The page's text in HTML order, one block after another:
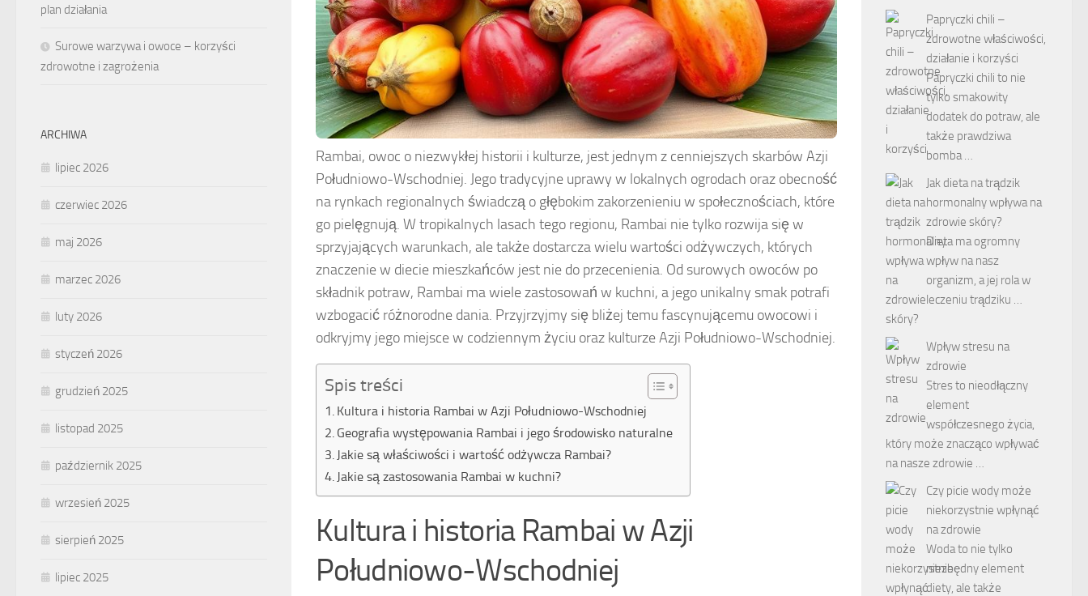
Rambai, owoc o niezwykłej historii i kulturze, jest jednym z cenniejszych skarbów Azji
Południowo-Wschodniej. Jego tradycyjne uprawy w lokalnych ogrodach oraz obecność
na rynkach regionalnych świadczą o głębokim zakorzenieniu w społecznościach, które
go pielęgnują. W tropikalnych lasach tego regionu, Rambai nie tylko rozwija się w
sprzyjających warunkach, ale także dostarcza wielu wartości odżywczych, których
znaczenie w diecie mieszkańców jest nie do przecenienia. Od surowych owoców po
składnik potraw, Rambai ma wiele zastosowań w kuchni, a jego unikalny smak potrafi
wzbogacić różnorodne dania. Przyjrzyjmy się bliżej temu fascynującemu owocowi i
odkryjmy jego miejsce w codziennym życiu oraz kulturze Azji Południowo-Wschodniej.
Spis treści
Kultura i historia Rambai w Azji Południowo-Wschodniej
Geografia występowania Rambai i jego środowisko naturalne
Jakie są właściwości i wartość odżywcza Rambai?
Jakie są zastosowania Rambai w kuchni?
Kultura i historia Rambai w Azji
Południowo-Wschodniej
plan działania
Surowe warzywa i owoce – korzyści
zdrowotne i zagrożenia
ARCHIWA
lipiec 2026
czerwiec 2026
maj 2026
marzec 2026
luty 2026
styczeń 2026
grudzień 2025
listopad 2025
październik 2025
wrzesień 2025
sierpień 2025
lipiec 2025
Papryczki chili –
zdrowotne właściwości,
działanie i korzyści
Papryczki chili to nie
tylko smakowity
dodatek do potraw, ale
także prawdziwa
bomba …
Jak dieta na trądzik
hormonalny wpływa na
zdrowie skóry?
Dieta ma ogromny
wpływ na nasz
organizm, a jej rola w
leczeniu trądziku …
Wpływ stresu na
zdrowie
Stres to nieodłączny
element
współczesnego życia,
który może znacząco wpływać
na nasze zdrowie …
Czy picie wody może
niekorzystnie wpłynąć
na zdrowie
Woda to nie tylko
niezbędny element
diety, ale także